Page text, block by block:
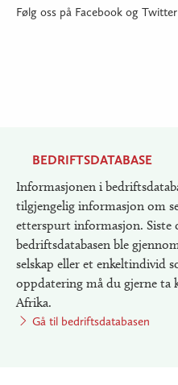
Følg oss på Facebook og
BEDRIFTSDATABASE
Informasjonen i
tilgjengelig informasjon om
etterspurt informasjon. Siste
bedriftsdatabasen ble
selskap eller et enkeltindivid
oppdatering må du gjerne ta
Afrika.
Gå til bedriftsdatabasen